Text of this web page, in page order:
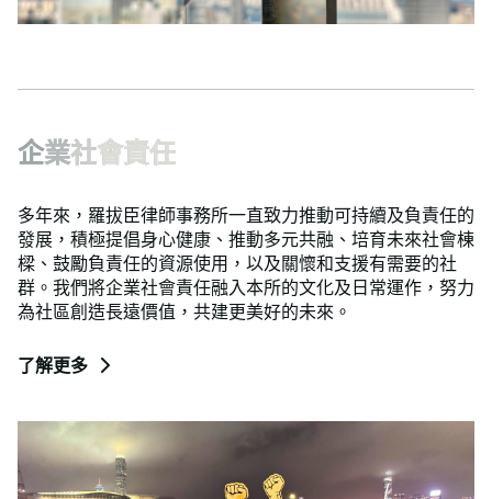
企業社會責任
多年來，羅拔臣律師事務所一直致力推動可持續及負責任的
發展，積極提倡身心健康、推動多元共融、培育未來社會棟
樑、鼓勵負責任的資源使用，以及關懷和支援有需要的社
群。我們將企業社會責任融入本所的文化及日常運作，努力
為社區創造長遠價值，共建更美好的未來。
了解更多